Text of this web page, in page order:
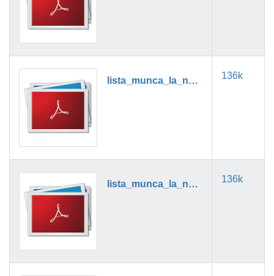
lista_munca_la_negru_04_2018.pdf 136k
lista_munca_la_negru_05_2018.pdf 136k